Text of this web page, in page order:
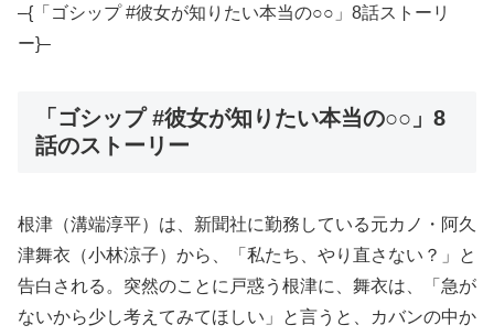
–{「ゴシップ #彼女が知りたい本当の○○」8話ストーリ
ー}–
「ゴシップ #彼女が知りたい本当の○○」8
話のストーリー
根津（溝端淳平）は、新聞社に勤務している元カノ・阿久
津舞衣（小林涼子）から、「私たち、やり直さない？」と
告白される。突然のことに戸惑う根津に、舞衣は、「急が
ないから少し考えてみてほしい」と言うと、カバンの中か